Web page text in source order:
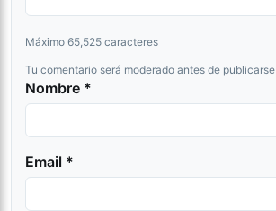
Máximo 65,525 caracteres
Tu comentario será moderado antes de publicarse
Nombre *
Email *